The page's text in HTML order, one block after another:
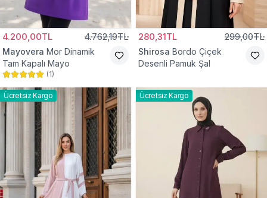
4.200,00TL 4.762,19TL
Mayovera Mor Dinamik
Tam Kapalı Mayo
(1)
280,31TL 299,00TL
Shirosa Bordo Çiçek
Desenli Pamuk Şal
Ücretsiz Kargo Ücretsiz Kargo